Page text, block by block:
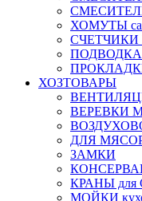
ХОМУТЫ
ПОДВОДКА
ХОЗТОВАРЫ
ВЕРЕВКИ
ДЛЯ
ЗАМКИ
КРАНЫ
МОЙКИ